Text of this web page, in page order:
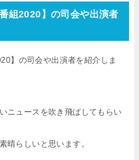
組2020 】の司会や出演者
】の司会や出演者を紹介しま
ニュースを吹き飛ばしてもらい
晴らしいと思います。